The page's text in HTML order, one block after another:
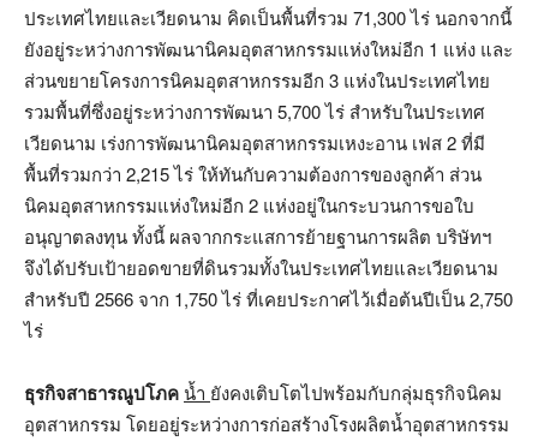
ประเทศไทยและเวียดนาม คิดเป็นพื้นที่รวม 71,300 ไร่ นอกจากนี้
ยังอยู่ระหว่างการพัฒนานิคมอุตสาหกรรมแห่งใหม่อีก 1 แห่ง และ
ส่วนขยายโครงการนิคมอุตสาหกรรมอีก 3 แห่งในประเทศไทย
รวมพื้นที่ซึ่งอยู่ระหว่างการพัฒนา 5,700 ไร่ สำหรับในประเทศ
เวียดนาม เร่งการพัฒนานิคมอุตสาหกรรมเหงะอาน เฟส 2 ที่มี
พื้นที่รวมกว่า 2,215 ไร่ ให้ทันกับความต้องการของลูกค้า ส่วน
นิคมอุตสาหกรรมแห่งใหม่อีก 2 แห่งอยู่ในกระบวนการขอใบ
อนุญาตลงทุน ทั้งนี้ ผลจากกระแสการย้ายฐานการผลิต บริษัทฯ
จึงได้ปรับเป้ายอดขายที่ดินรวมทั้งในประเทศไทยและเวียดนาม
สำหรับปี 2566 จาก 1,750 ไร่ ที่เคยประกาศไว้เมื่อต้นปีเป็น 2,750
ไร่
ธุรกิจสาธารณูปโภคน้ำ ยังคงเติบโตไปพร้อมกับกลุ่มธุรกิจนิคม
อุตสาหกรรม โดยอยู่ระหว่างการก่อสร้างโรงผลิตน้ำอุตสาหกรรม